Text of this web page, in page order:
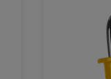
Sfärens